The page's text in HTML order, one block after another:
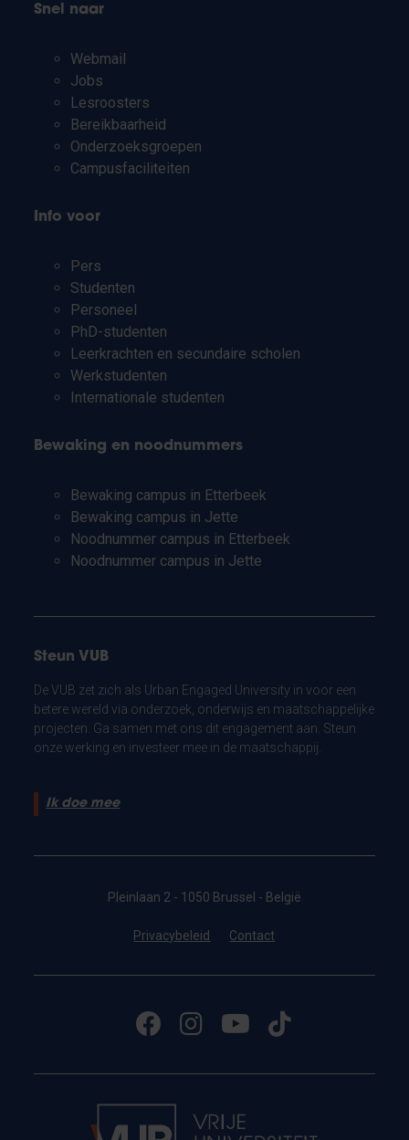
Snel naar
Webmail
Jobs
Lesroosters
Bereikbaarheid
Onderzoeksgroepen
Campusfaciliteiten
Info voor
Pers
Studenten
Personeel
PhD-studenten
Leerkrachten en secundaire scholen
Werkstudenten
Internationale studenten
Bewaking en noodnummers
Bewaking campus in Etterbeek
Bewaking campus in Jette
Noodnummer campus in Etterbeek
Noodnummer campus in Jette
Steun VUB
De VUB zet zich als Urban Engaged University in voor een
betere wereld via onderzoek, onderwijs en maatschappelijke
projecten. Ga samen met ons dit engagement aan. Steun
onze werking en investeer mee in de maatschappij.
Ik doe mee
Pleinlaan 2 - 1050 Brussel - België
Privacybeleid Contact